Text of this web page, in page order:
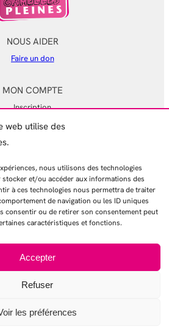
web utilise des
nous utilisons des technologies
et/ou accéder aux informations des
à ces technologies nous permettra de traiter
de navigation ou les ID uniques
consentir ou de retirer son consentement peut
caractéristiques et fonctions.
Accepter
Refuser
les préférences
NOUS AIDER
Faire un don
MON COMPTE
Inscription
Mon compte
Mes commandes
SAVOIR PLUS
Mentions légales
générales de ventes
de confidentialité